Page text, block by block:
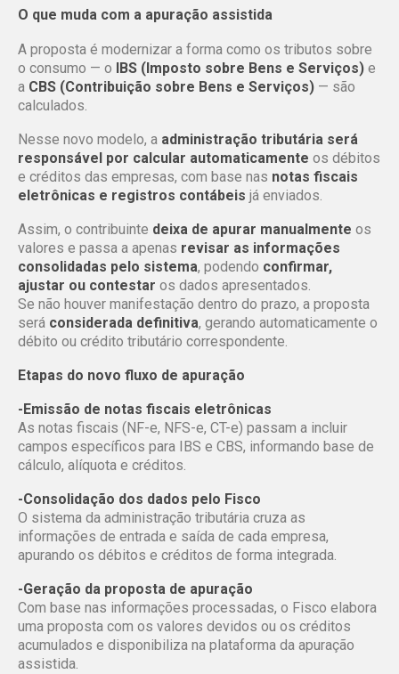
O que muda com a apuração assistida
A proposta é modernizar a forma como os tributos sobre
o consumo — o IBS (Imposto sobre Bens e Serviços) e
a CBS (Contribuição sobre Bens e Serviços) — são
calculados.
Nesse novo modelo, a administração tributária será
responsável por calcular automaticamente os débitos
e créditos das empresas, com base nas notas fiscais
eletrônicas e registros contábeis já enviados.
Assim, o contribuinte deixa de apurar manualmente os
valores e passa a apenas revisar as informações
consolidadas pelo sistema, podendo confirmar,
ajustar ou contestar os dados apresentados.
Se não houver manifestação dentro do prazo, a proposta
será considerada definitiva, gerando automaticamente o
débito ou crédito tributário correspondente.
Etapas do novo fluxo de apuração
-Emissão de notas fiscais eletrônicas
As notas fiscais (NF-e, NFS-e, CT-e) passam a incluir
campos específicos para IBS e CBS, informando base de
cálculo, alíquota e créditos.
-Consolidação dos dados pelo Fisco
O sistema da administração tributária cruza as
informações de entrada e saída de cada empresa,
apurando os débitos e créditos de forma integrada.
-Geração da proposta de apuração
Com base nas informações processadas, o Fisco elabora
uma proposta com os valores devidos ou os créditos
acumulados e disponibiliza na plataforma da apuração
assistida.